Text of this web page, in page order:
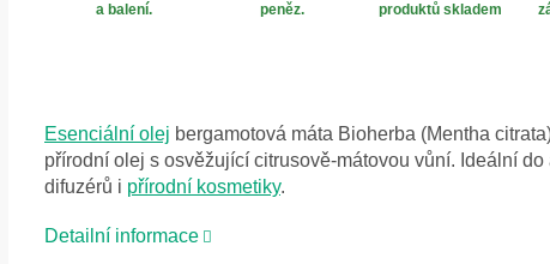
a balení.
peněz.
produktů skladem
Esenciální olej bergamotová máta Bioherba (Mentha
přírodní olej s osvěžující citrusově-mátovou vůní. Ideální do
difuzérů i přírodní kosmetiky.
Detailní informace